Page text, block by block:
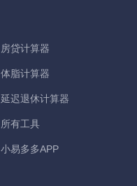
房贷计算器
体脂计算器
延迟退休计算器
所有工具
小易多多APP